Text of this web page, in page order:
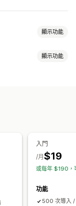
顯示功能
顯示功能
入門
$19
/月
或每年 $190，
功能
500 次導入 /